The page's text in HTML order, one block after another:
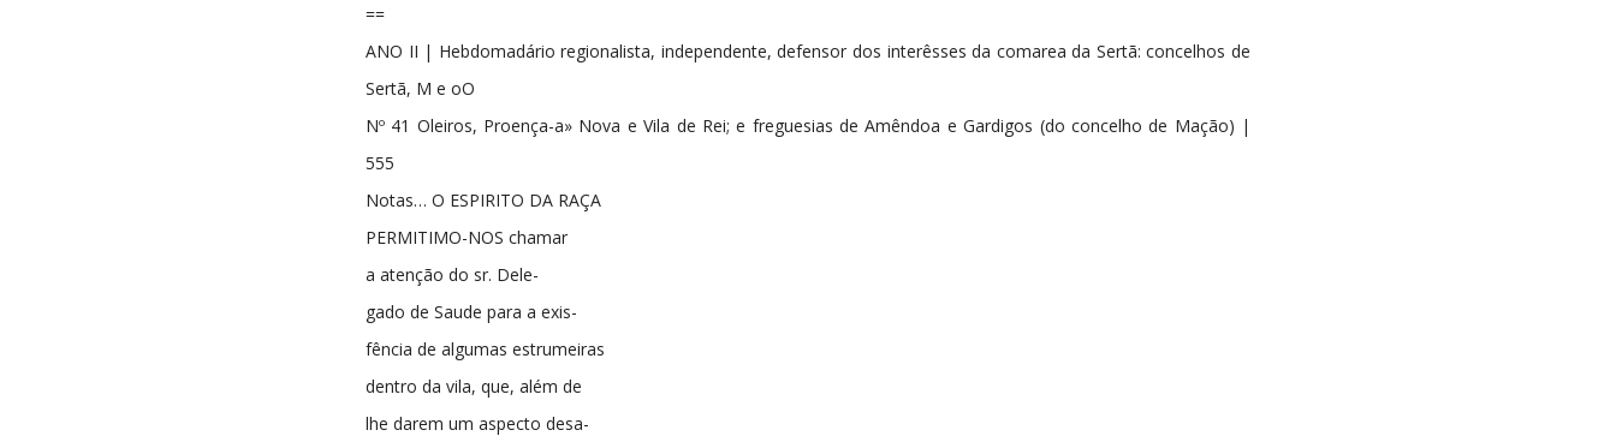
==
ANO II | Hebdomadário regionalista, independente, defensor dos interêsses da comarea da Sertã: concelhos de
Sertã, M e oO
Nº 41 Oleiros, Proença-a» Nova e Vila de Rei; e freguesias de Amêndoa e Gardigos (do concelho de Mação) |
555
Notas… O ESPIRITO DA RAÇA
PERMITIMO-NOS chamar
a atenção do sr. Dele-
gado de Saude para a exis-
fência de algumas estrumeiras
dentro da vila, que, além de
lhe darem um aspecto desa-